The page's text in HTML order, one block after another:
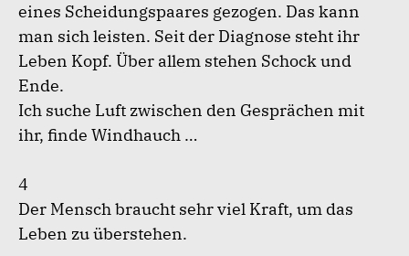
eines Scheidungspaares gezogen. Das kann
man sich leisten. Seit der Diagnose steht ihr
Leben Kopf. Über allem stehen Schock und
Ende.
Ich suche Luft zwischen den Gesprächen mit
ihr, finde Windhauch …
4
Der Mensch braucht sehr viel Kraft, um das
Leben zu überstehen.